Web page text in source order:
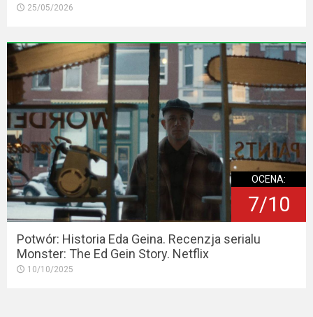
25/05/2026
OCENA:
7/10
Potwór: Historia Eda Geina. Recenzja serialu
Monster: The Ed Gein Story. Netflix
10/10/2025